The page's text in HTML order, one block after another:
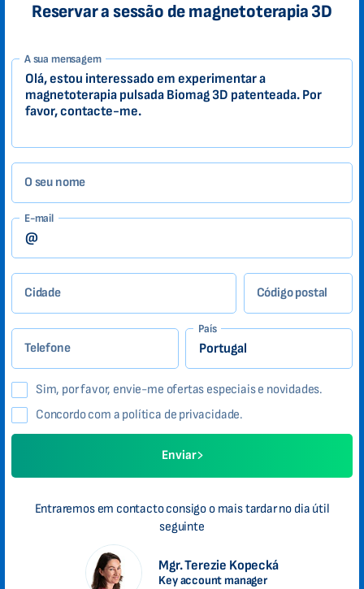
Reservar a sessão de magnetoterapia 3D
1-
PT
Zákazník
A sua mensagem
O seu nome
E-mail
Cidade Código postal
Telefone
País
Sim, por favor, envie-me ofertas especiais e novidades.
Concordo com a política de privacidade.
Enviar
Entraremos em contacto consigo o mais tardar no dia útil
seguinte
Mgr. Terezie Kopecká
Key account manager